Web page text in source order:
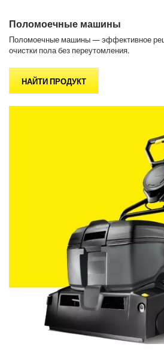
Поломоечные машины
Поломоечные машины — эффективное
очистки пола без переутомления.
НАЙТИ ПРОДУКТ